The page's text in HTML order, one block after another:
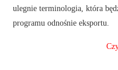
ulegnie terminologia, która
programu odnośnie eksportu.